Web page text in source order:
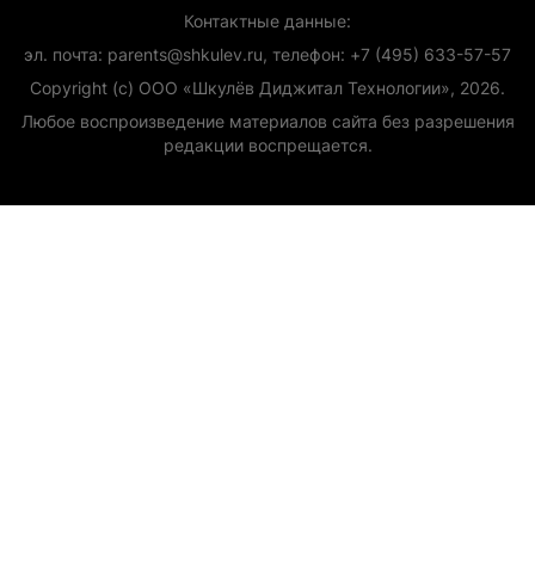
Контактные данные:
эл. почта: parents@shkulev.ru, телефон: +7 (495) 633-57-57
Copyright (с) ООО «Шкулёв Диджитал Технологии», 2026.
Любое воспроизведение материалов сайта без разрешения
редакции воспрещается.